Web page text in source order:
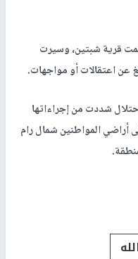
قرية شبتين، وسيرت
عن اعتقالات أو مواجهات.
شددت من إجراءاتها
أراضي المواطنين شمال رام